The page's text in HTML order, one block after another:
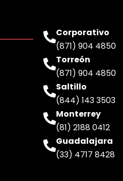
Corporativo
(871) 904 4850
Torreón
(871) 904 4850
Saltillo
(844) 143 3503
Monterrey
(81) 2188 0412
Guadalajara
(33) 4717 8428